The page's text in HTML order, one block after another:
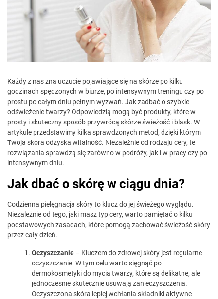
Każdy z nas zna uczucie pojawiające się na skórze po kilku
godzinach spędzonych w biurze, po intensywnym treningu czy po
prostu po całym dniu pełnym wyzwań. Jak zadbać o szybkie
odświeżenie twarzy? Odpowiedzią mogą być produkty, które w
prosty i skuteczny sposób przywrócą skórze świeżość i blask. W
artykule przedstawimy kilka sprawdzonych metod, dzięki którym
Twoja skóra odzyska witalność. Niezależnie od rodzaju cery, te
rozwiązania sprawdzą się zarówno w podróży, jak i w pracy czy po
intensywnym dniu.
Jak dbać o skórę w ciągu dnia?
Codzienna pielęgnacja skóry to klucz do jej świeżego wyglądu.
Niezależnie od tego, jaki masz typ cery, warto pamiętać o kilku
podstawowych zasadach, które pomogą zachować świeżość skóry
przez cały dzień.
Oczyszczanie – Kluczem do zdrowej skóry jest regularne
oczyszczanie. W tym celu warto sięgnąć po
dermokosmetyki do mycia twarzy, które są delikatne, ale
jednocześnie skutecznie usuwają zanieczyszczenia.
Oczyszczona skóra lepiej wchłania składniki aktywne